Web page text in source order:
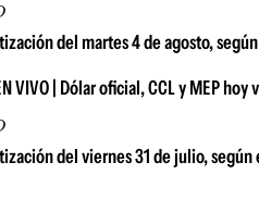
del martes 4 de agosto, según
VIVO | Dólar oficial, CCL y MEP hoy
del viernes 31 de julio, según